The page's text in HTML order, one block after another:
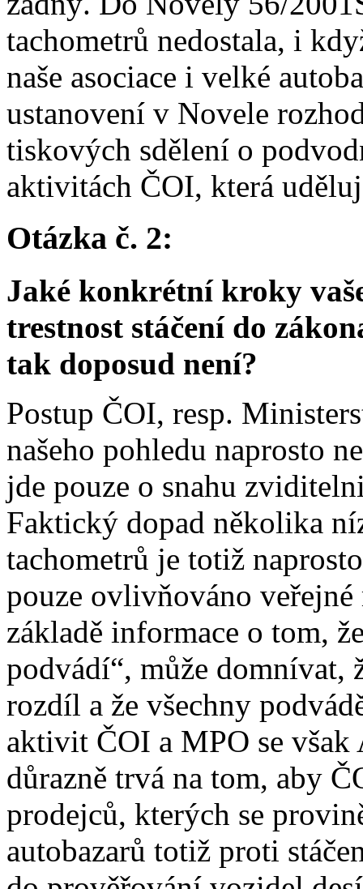
tachometrů nedostala, i
naše asociace i velké
ustanovení v Novele
tiskových sdělení o
aktivitách ČOI, která
Otázka č. 2:
Jaké konkrétní kroky
trestnost stáčení do
tak doposud není?
Postup ČOI, resp.
našeho pohledu naprosto
jde pouze o snahu
Faktický dopad několika
tachometrů je totiž
pouze ovlivňováno
základě informace o tom,
podvádí“, může domnívat,
rozdíl a že všechny
aktivit ČOI a MPO se však
důrazně trvá na tom, aby
prodejců, kterých se
autobazarů totiž proti